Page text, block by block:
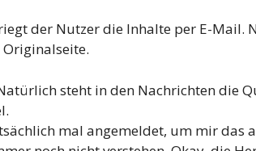
der Nutzer die Inhalte per E-Mail.
steht in den Nachrichten die
mal angemeldet, um mir das